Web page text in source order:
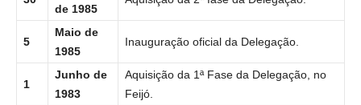
de 1985
5
Maio de
1985
Inauguração oficial da Delegação.
1
Junho de
1983
Aquisição da 1ª Fase da Delegação, no
Feijó.